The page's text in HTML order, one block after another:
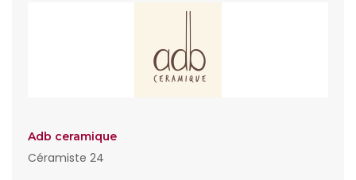
Adb ceramique
Céramiste 24